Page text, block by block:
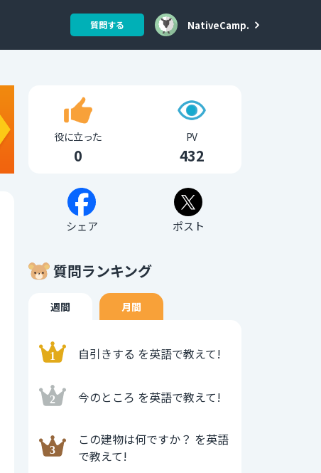
質問する NativeCamp.
役に立った
0
PV
432
シェア ポスト
質問ランキング
週間 月間
自引きする を英語で教えて!
今のところ を英語で教えて!
この建物は何ですか？ を英語
で教えて!